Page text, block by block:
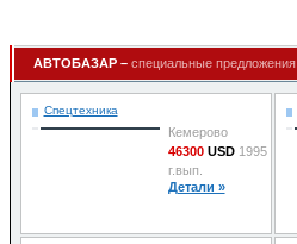
АВТОБАЗАР – специальные предложения
Спецтехника
Кемерово
46300USD1995
г.вып.
Детали »